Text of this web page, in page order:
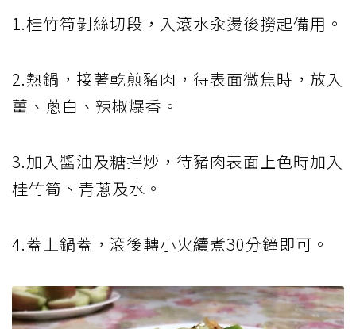
1.桂竹筍剝絲切段，入滾水汆燙後撈起備用。
2.熱鍋，接著乾煎豬肉，待表面微焦時，放入
薑、蔥白、辣椒爆香。
3.加入醬油及糖拌炒，待豬肉表面上色時加入
桂竹筍、青蔥及水。
4.蓋上鍋蓋，滾後轉小火續煮30分鐘即可。